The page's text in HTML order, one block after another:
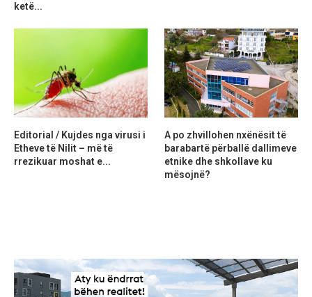
ketë...
Editorial / Kujdes nga virusi i
Etheve të Nilit – më të
rrezikuar moshat e...
A po zhvillohen nxënësit të
barabartë përballë dallimeve
etnike dhe shkollave ku
mësojnë?